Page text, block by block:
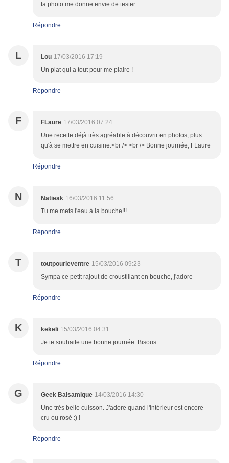
ta photo me donne envie de tester ...
Répondre
L Lou 17/03/2016 17:19
Un plat qui a tout pour me plaire !
Répondre
F FLaure 17/03/2016 07:24
Une recette déjà très agréable à découvrir en photos, plus
qu'à se mettre en cuisine.<br /> <br /> Bonne journée, FLaure
Répondre
N Natieak 16/03/2016 11:56
Tu me mets l'eau à la bouche!!!
Répondre
T toutpourleventre 15/03/2016 09:23
Sympa ce petit rajout de croustillant en bouche, j'adore
Répondre
K kekeli 15/03/2016 04:31
Je te souhaite une bonne journée. Bisous
Répondre
G Geek Balsamique 14/03/2016 14:30
Une très belle cuisson. J'adore quand l'intérieur est encore
cru ou rosé :) !
Répondre